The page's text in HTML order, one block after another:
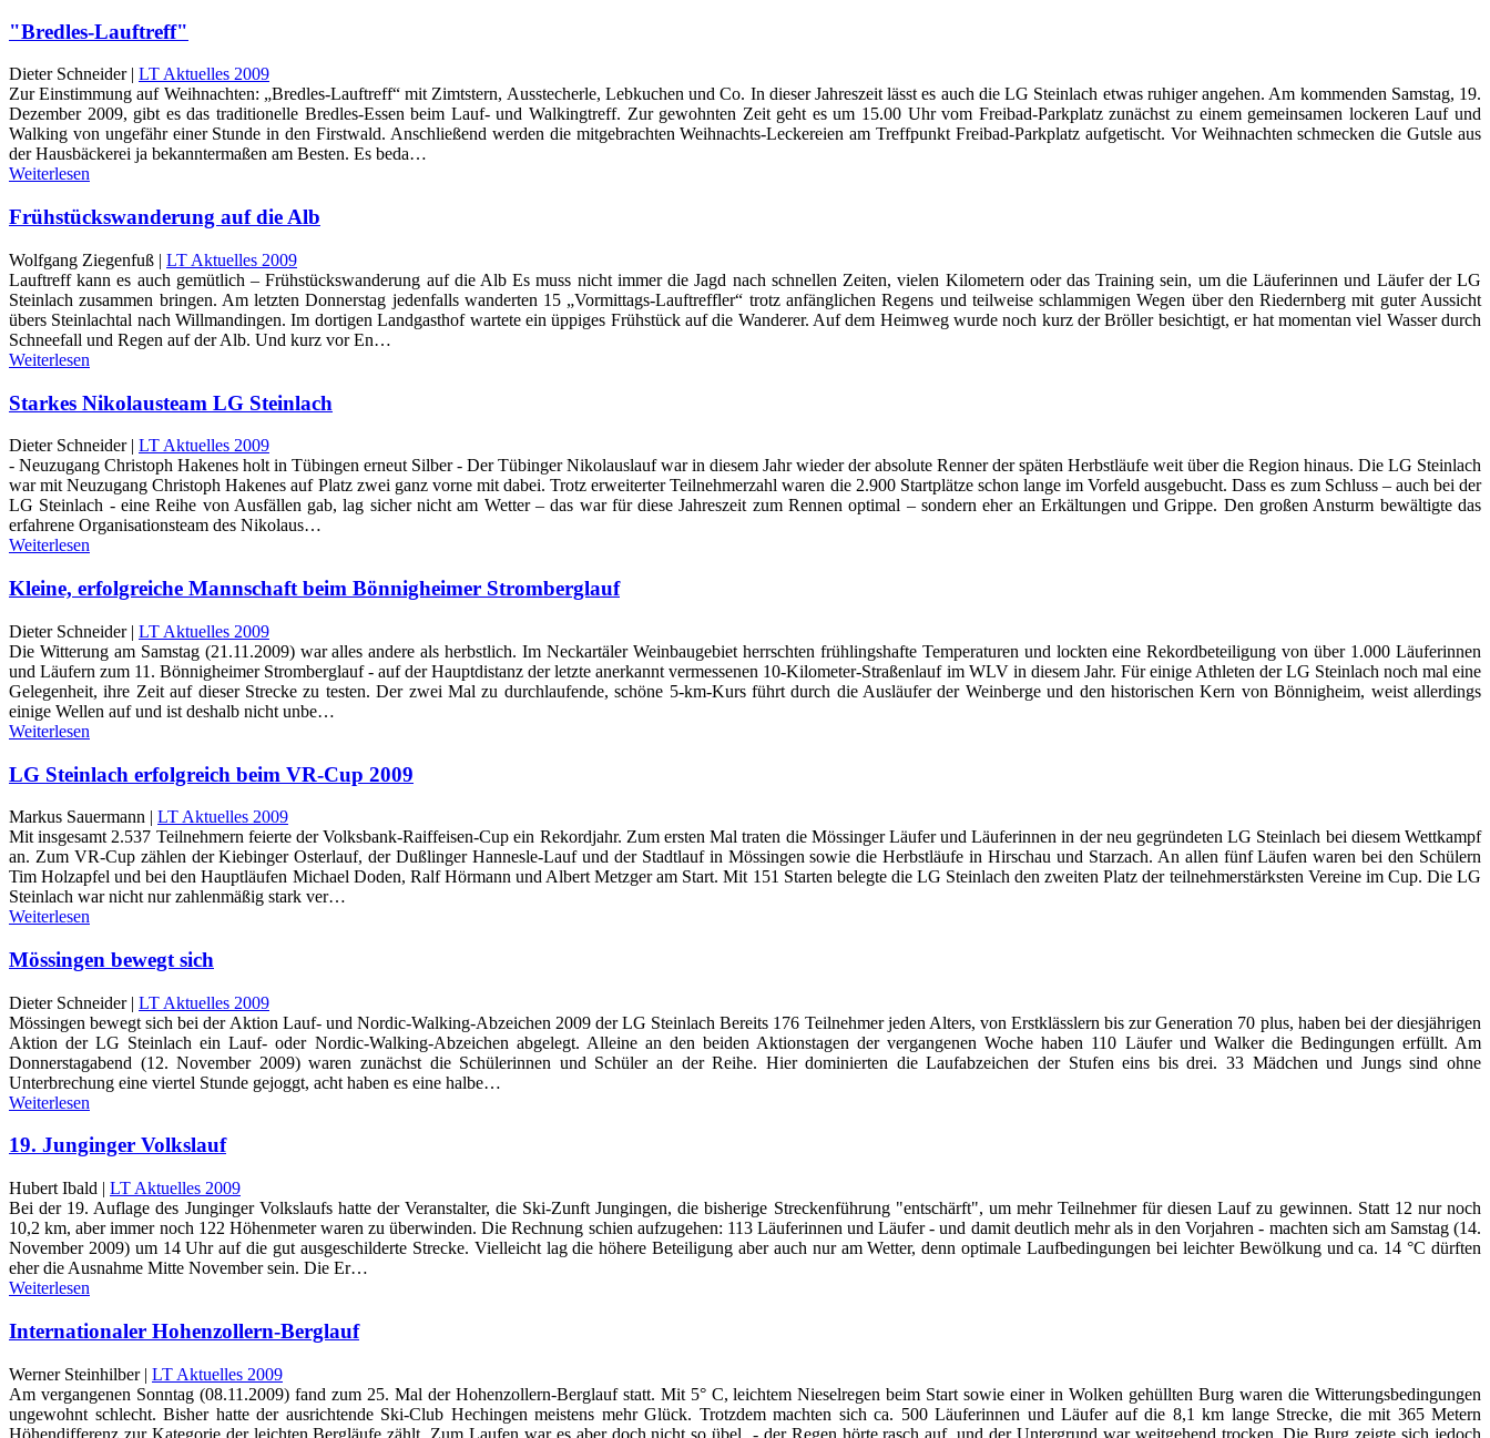
"Bredles-Lauftreff"
Dieter Schneider | LT Aktuelles 2009
Zur Einstimmung auf Weihnachten: „Bredles-Lauftreff“ mit Zimtstern, Ausstecherle, Lebkuchen und Co. In dieser Jahreszeit lässt es auch die LG Steinlach etwas ruhiger angehen. Am kommenden Samstag, 19.
Dezember 2009, gibt es das traditionelle Bredles-Essen beim Lauf- und Walkingtreff. Zur gewohnten Zeit geht es um 15.00 Uhr vom Freibad-Parkplatz zunächst zu einem gemeinsamen lockeren Lauf und
Walking von ungefähr einer Stunde in den Firstwald. Anschließend werden die mitgebrachten Weihnachts-Leckereien am Treffpunkt Freibad-Parkplatz aufgetischt. Vor Weihnachten schmecken die Gutsle aus
der Hausbäckerei ja bekanntermaßen am Besten. Es beda…
Weiterlesen
Frühstückswanderung auf die Alb
Wolfgang Ziegenfuß | LT Aktuelles 2009
Lauftreff kann es auch gemütlich – Frühstückswanderung auf die Alb Es muss nicht immer die Jagd nach schnellen Zeiten, vielen Kilometern oder das Training sein, um die Läuferinnen und Läufer der LG
Steinlach zusammen bringen. Am letzten Donnerstag jedenfalls wanderten 15 „Vormittags-Lauftreffler“ trotz anfänglichen Regens und teilweise schlammigen Wegen über den Riedernberg mit guter Aussicht
übers Steinlachtal nach Willmandingen. Im dortigen Landgasthof wartete ein üppiges Frühstück auf die Wanderer. Auf dem Heimweg wurde noch kurz der Bröller besichtigt, er hat momentan viel Wasser durch
Schneefall und Regen auf der Alb. Und kurz vor En…
Weiterlesen
Starkes Nikolausteam LG Steinlach
Dieter Schneider | LT Aktuelles 2009
- Neuzugang Christoph Hakenes holt in Tübingen erneut Silber - Der Tübinger Nikolauslauf war in diesem Jahr wieder der absolute Renner der späten Herbstläufe weit über die Region hinaus. Die LG Steinlach
war mit Neuzugang Christoph Hakenes auf Platz zwei ganz vorne mit dabei. Trotz erweiterter Teilnehmerzahl waren die 2.900 Startplätze schon lange im Vorfeld ausgebucht. Dass es zum Schluss – auch bei der
LG Steinlach - eine Reihe von Ausfällen gab, lag sicher nicht am Wetter – das war für diese Jahreszeit zum Rennen optimal – sondern eher an Erkältungen und Grippe. Den großen Ansturm bewältigte das
erfahrene Organisationsteam des Nikolaus…
Weiterlesen
Kleine, erfolgreiche Mannschaft beim Bönnigheimer Stromberglauf
Dieter Schneider | LT Aktuelles 2009
Die Witterung am Samstag (21.11.2009) war alles andere als herbstlich. Im Neckartäler Weinbaugebiet herrschten frühlingshafte Temperaturen und lockten eine Rekordbeteiligung von über 1.000 Läuferinnen
und Läufern zum 11. Bönnigheimer Stromberglauf - auf der Hauptdistanz der letzte anerkannt vermessenen 10-Kilometer-Straßenlauf im WLV in diesem Jahr. Für einige Athleten der LG Steinlach noch mal eine
Gelegenheit, ihre Zeit auf dieser Strecke zu testen. Der zwei Mal zu durchlaufende, schöne 5-km-Kurs führt durch die Ausläufer der Weinberge und den historischen Kern von Bönnigheim, weist allerdings
einige Wellen auf und ist deshalb nicht unbe…
Weiterlesen
LG Steinlach erfolgreich beim VR-Cup 2009
Markus Sauermann | LT Aktuelles 2009
Mit insgesamt 2.537 Teilnehmern feierte der Volksbank-Raiffeisen-Cup ein Rekordjahr. Zum ersten Mal traten die Mössinger Läufer und Läuferinnen in der neu gegründeten LG Steinlach bei diesem Wettkampf
an. Zum VR-Cup zählen der Kiebinger Osterlauf, der Dußlinger Hannesle-Lauf und der Stadtlauf in Mössingen sowie die Herbstläufe in Hirschau und Starzach. An allen fünf Läufen waren bei den Schülern
Tim Holzapfel und bei den Hauptläufen Michael Doden, Ralf Hörmann und Albert Metzger am Start. Mit 151 Starten belegte die LG Steinlach den zweiten Platz der teilnehmerstärksten Vereine im Cup. Die LG
Steinlach war nicht nur zahlenmäßig stark ver…
Weiterlesen
Mössingen bewegt sich
Dieter Schneider | LT Aktuelles 2009
Mössingen bewegt sich bei der Aktion Lauf- und Nordic-Walking-Abzeichen 2009 der LG Steinlach Bereits 176 Teilnehmer jeden Alters, von Erstklässlern bis zur Generation 70 plus, haben bei der diesjährigen
Aktion der LG Steinlach ein Lauf- oder Nordic-Walking-Abzeichen abgelegt. Alleine an den beiden Aktionstagen der vergangenen Woche haben 110 Läufer und Walker die Bedingungen erfüllt. Am
Donnerstagabend (12. November 2009) waren zunächst die Schülerinnen und Schüler an der Reihe. Hier dominierten die Laufabzeichen der Stufen eins bis drei. 33 Mädchen und Jungs sind ohne
Unterbrechung eine viertel Stunde gejoggt, acht haben es eine halbe…
Weiterlesen
19. Junginger Volkslauf
Hubert Ibald | LT Aktuelles 2009
Bei der 19. Auflage des Junginger Volkslaufs hatte der Veranstalter, die Ski-Zunft Jungingen, die bisherige Streckenführung "entschärft", um mehr Teilnehmer für diesen Lauf zu gewinnen. Statt 12 nur noch
10,2 km, aber immer noch 122 Höhenmeter waren zu überwinden. Die Rechnung schien aufzugehen: 113 Läuferinnen und Läufer - und damit deutlich mehr als in den Vorjahren - machten sich am Samstag (14.
November 2009) um 14 Uhr auf die gut ausgeschilderte Strecke. Vielleicht lag die höhere Beteiligung aber auch nur am Wetter, denn optimale Laufbedingungen bei leichter Bewölkung und ca. 14 °C dürften
eher die Ausnahme Mitte November sein. Die Er…
Weiterlesen
Internationaler Hohenzollern-Berglauf
Werner Steinhilber | LT Aktuelles 2009
Am vergangenen Sonntag (08.11.2009) fand zum 25. Mal der Hohenzollern-Berglauf statt. Mit 5° C, leichtem Nieselregen beim Start sowie einer in Wolken gehüllten Burg waren die Witterungsbedingungen
ungewohnt schlecht. Bisher hatte der ausrichtende Ski-Club Hechingen meistens mehr Glück. Trotzdem machten sich ca. 500 Läuferinnen und Läufer auf die 8,1 km lange Strecke, die mit 365 Metern
Höhendifferenz zur Kategorie der leichten Bergläufe zählt. Zum Laufen war es aber doch nicht so übel - der Regen hörte rasch auf, und der Untergrund war weitgehend trocken. Die Burg zeigte sich jedoch